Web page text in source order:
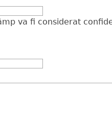
va fi considerat